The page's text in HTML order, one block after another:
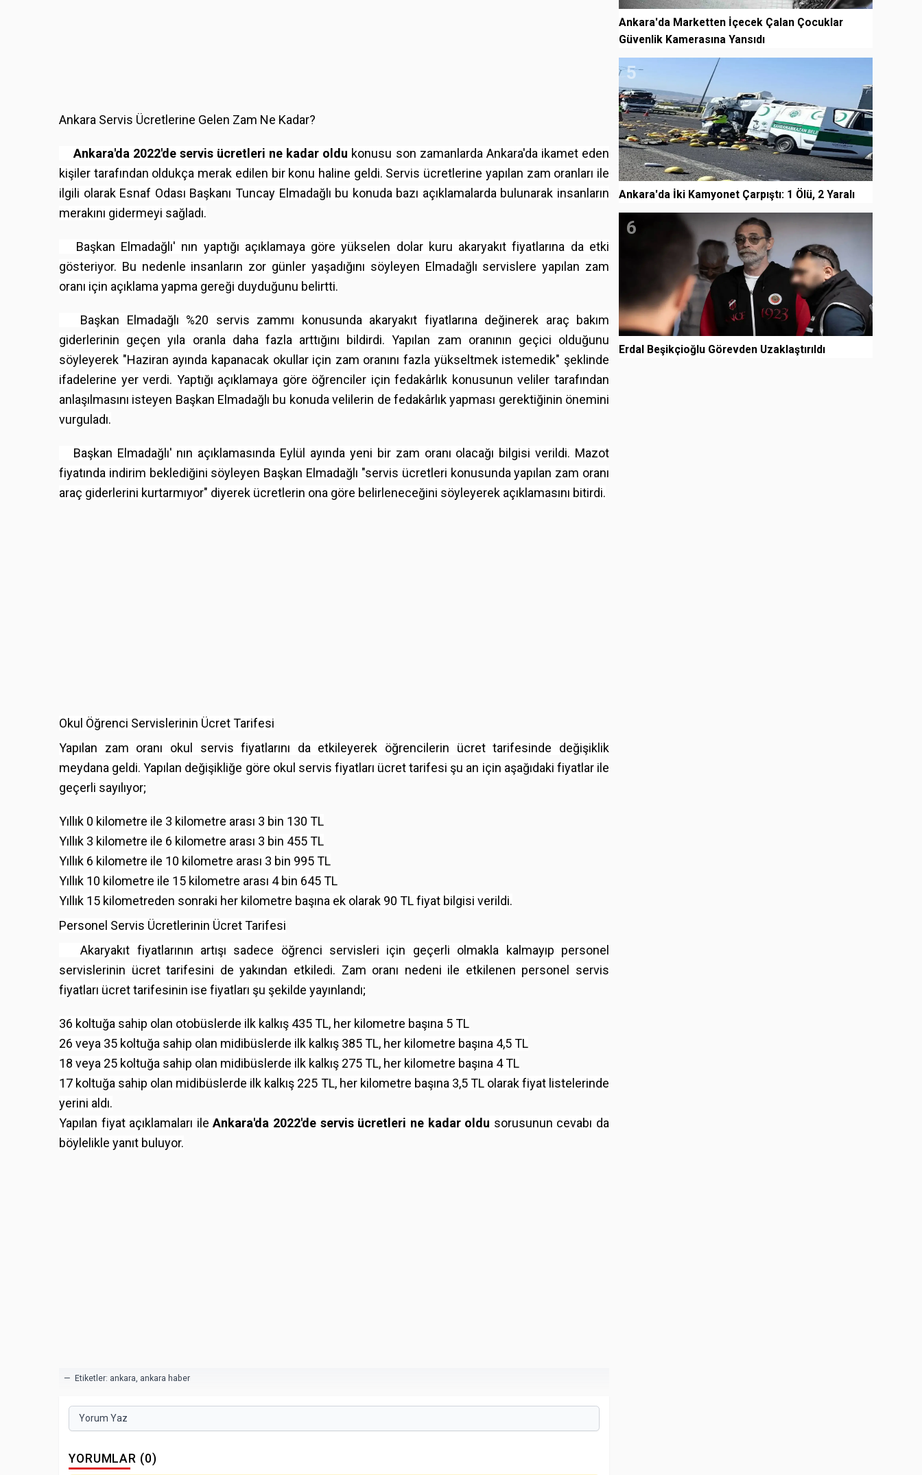
Ankara Servis Ücretlerine Gelen Zam Ne Kadar?
Ankara'da 2022'de servis ücretleri ne kadar oldu konusu son zamanlarda Ankara'da ikamet eden
kişiler tarafından oldukça merak edilen bir konu haline geldi. Servis ücretlerine yapılan zam oranları ile
ilgili olarak Esnaf Odası Başkanı Tuncay Elmadağlı bu konuda bazı açıklamalarda bulunarak insanların
merakını gidermeyi sağladı.
Başkan Elmadağlı' nın yaptığı açıklamaya göre yükselen dolar kuru akaryakıt fiyatlarına da etki
gösteriyor. Bu nedenle insanların zor günler yaşadığını söyleyen Elmadağlı servislere yapılan zam
oranı için açıklama yapma gereği duyduğunu belirtti.
Başkan Elmadağlı %20 servis zammı konusunda akaryakıt fiyatlarına değinerek araç bakım
giderlerinin geçen yıla oranla daha fazla arttığını bildirdi. Yapılan zam oranının geçici olduğunu
söyleyerek "Haziran ayında kapanacak okullar için zam oranını fazla yükseltmek istemedik" şeklinde
ifadelerine yer verdi. Yaptığı açıklamaya göre öğrenciler için fedakârlık konusunun veliler tarafından
anlaşılmasını isteyen Başkan Elmadağlı bu konuda velilerin de fedakârlık yapması gerektiğinin önemini
vurguladı.
Başkan Elmadağlı' nın açıklamasında Eylül ayında yeni bir zam oranı olacağı bilgisi verildi. Mazot
fiyatında indirim beklediğini söyleyen Başkan Elmadağlı "servis ücretleri konusunda yapılan zam oranı
araç giderlerini kurtarmıyor" diyerek ücretlerin ona göre belirleneceğini söyleyerek açıklamasını bitirdi.
Okul Öğrenci Servislerinin Ücret Tarifesi
Yapılan zam oranı okul servis fiyatlarını da etkileyerek öğrencilerin ücret tarifesinde değişiklik
meydana geldi. Yapılan değişikliğe göre okul servis fiyatları ücret tarifesi şu an için aşağıdaki fiyatlar ile
geçerli sayılıyor;
Yıllık 0 kilometre ile 3 kilometre arası 3 bin 130 TL
Yıllık 3 kilometre ile 6 kilometre arası 3 bin 455 TL
Yıllık 6 kilometre ile 10 kilometre arası 3 bin 995 TL
Yıllık 10 kilometre ile 15 kilometre arası 4 bin 645 TL
Yıllık 15 kilometreden sonraki her kilometre başına ek olarak 90 TL fiyat bilgisi verildi.
Personel Servis Ücretlerinin Ücret Tarifesi
Akaryakıt fiyatlarının artışı sadece öğrenci servisleri için geçerli olmakla kalmayıp personel
servislerinin ücret tarifesini de yakından etkiledi. Zam oranı nedeni ile etkilenen personel servis
fiyatları ücret tarifesinin ise fiyatları şu şekilde yayınlandı;
36 koltuğa sahip olan otobüslerde ilk kalkış 435 TL, her kilometre başına 5 TL
26 veya 35 koltuğa sahip olan midibüslerde ilk kalkış 385 TL, her kilometre başına 4,5 TL
18 veya 25 koltuğa sahip olan midibüslerde ilk kalkış 275 TL, her kilometre başına 4 TL
17 koltuğa sahip olan midibüslerde ilk kalkış 225 TL, her kilometre başına 3,5 TL olarak fiyat listelerinde
yerini aldı.
Yapılan fiyat açıklamaları ileAnkara'da 2022'de servis ücretleri ne kadar oldu sorusunun cevabı da
böylelikle yanıt buluyor.
— Etiketler: ankara ankara haber
Yorum Yaz
YORUMLAR (0)
Ankara'da Marketten İçecek Çalan Çocuklar
Güvenlik Kamerasına Yansıdı
5
Ankara'da İki Kamyonet Çarpıştı: 1 Ölü, 2 Yaralı
6
Erdal Beşikçioğlu Görevden Uzaklaştırıldı